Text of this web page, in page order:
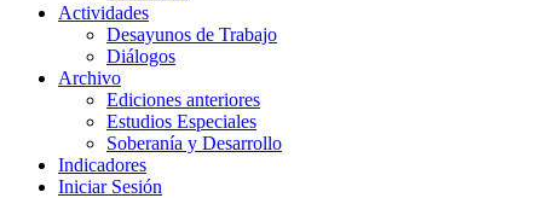
Actividades
Desayunos de Trabajo
Diálogos
Archivo
Ediciones anteriores
Estudios Especiales
Soberanía y Desarrollo
Indicadores
Iniciar Sesión